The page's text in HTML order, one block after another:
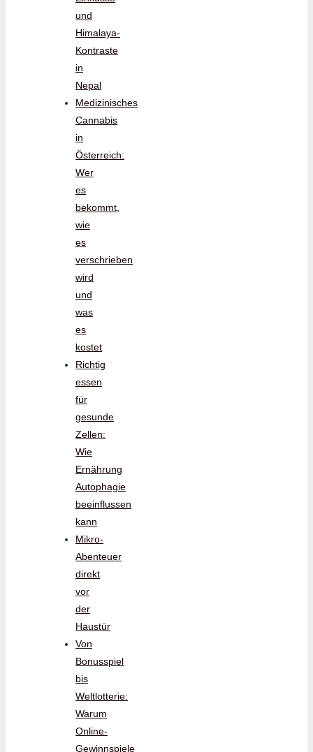
und
Himalaya-
Kontraste
in
Nepal
Medizinisches
Cannabis
in
Österreich:
Wer
es
bekommt,
wie
es
verschrieben
wird
und
was
es
kostet
Richtig
essen
für
gesunde
Zellen:
Wie
Ernährung
Autophagie
beeinflussen
kann
Mikro-
Abenteuer
direkt
vor
der
Haustür
Von
Bonusspiel
bis
Weltlotterie:
Warum
Online-
Gewinnspiele